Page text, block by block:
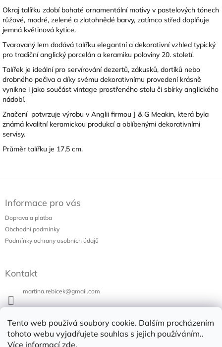
Tento web používá soubory cookie. Dalším procházením
tohoto webu vyjadřujete souhlas s jejich používáním..
Více informacízde.
Okraj talířku zdobí bohaté ornamentální motivy v pastelových tónech
růžové, modré, zelené a zlatohnědé barvy, zatímco střed doplňuje
jemná květinová kytice.
Tvarovaný lem dodává talířku elegantní a dekorativní vzhled typický
pro tradiční anglický porcelán a keramiku poloviny 20. století.
Talířek je ideální pro servírování dezertů, zákusků, dortíků nebo
drobného pečiva a díky svému dekorativnímu provedení krásně
vynikne i jako součást vintage prostřeného stolu či sbírky anglického
nádobí.
Značení potvrzuje výrobu v Anglii firmou J & G Meakin, která byla
známá kvalitní keramickou produkcí a oblíbenými dekorativními
servisy.
Průměr talířku je 17,5 cm.
Informace pro vás
Doprava a platba
Obchodní podmínky
Podmínky ochrany osobních údajů
Kontakt
martina.rebicek@gmail.com
Bazar v Poli